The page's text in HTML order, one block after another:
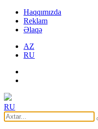
Haqqımızda
Reklam
Əlaqə
AZ
RU
RU